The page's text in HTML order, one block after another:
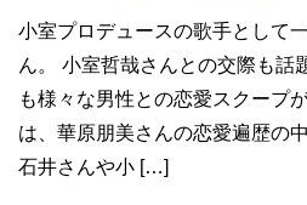
小室プロデュースの歌手として
ん。 小室哲哉さんとの交際も話
も様々な男性との恋愛スクープ
は、華原朋美さんの恋愛遍歴の
石井さんや小 […]